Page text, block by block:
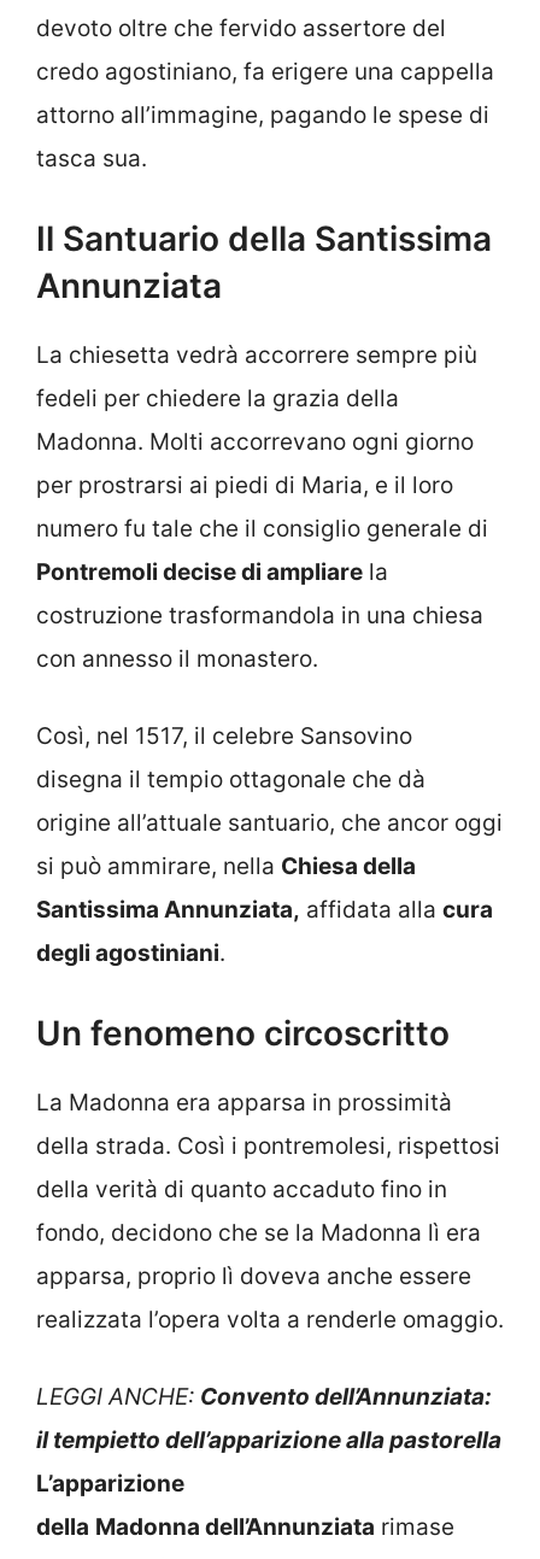
devoto oltre che fervido assertore del
credo agostiniano, fa erigere una cappella
attorno all’immagine, pagando le spese di
tasca sua.
Il Santuario della Santissima
Annunziata
La chiesetta vedrà accorrere sempre più
fedeli per chiedere la grazia della
Madonna. Molti accorrevano ogni giorno
per prostrarsi ai piedi di Maria, e il loro
numero fu tale che il consiglio generale di
Pontremoli decise di ampliare la
costruzione trasformandola in una chiesa
con annesso il monastero.
Così, nel 1517, il celebre Sansovino
disegna il tempio ottagonale che dà
origine all’attuale santuario, che ancor oggi
si può ammirare, nella Chiesa della
Santissima Annunziata, affidata alla cura
degli agostiniani.
Un fenomeno circoscritto
La Madonna era apparsa in prossimità
della strada. Così i pontremolesi, rispettosi
della verità di quanto accaduto fino in
fondo, decidono che se la Madonna lì era
apparsa, proprio lì doveva anche essere
realizzata l’opera volta a renderle omaggio.
LEGGI ANCHE: Convento dell’Annunziata:
il tempietto dell’apparizione alla pastorella
L’apparizione
della Madonna dell’Annunziata rimase